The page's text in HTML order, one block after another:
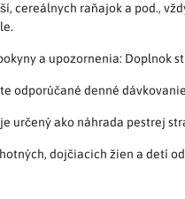
cereálnych raňajok a pod.,
a upozornenia: Doplnok
odporúčané denné
určený ako náhrada pestrej
dojčiacich žien a detí